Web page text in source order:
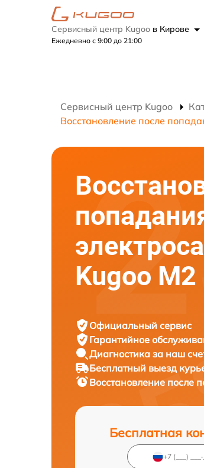
Сервисный центр Kugoo в Кирове
Ежедневно с 9:00 до 21:00
Сервисный центр Kugoo
Восстановление после
Kugoo M2
Официальный сервис
Гарантийное
Диагностика за наш
Бесплатный выезд
Восстановление после
Бесплатная